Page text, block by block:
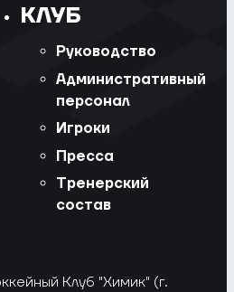
КЛУБ
Руководство
Административный
персонал
Игроки
Пресса
Тренерский
состав
Клуб "Химик" (г.